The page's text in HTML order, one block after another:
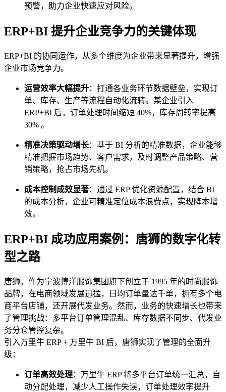
预警，助力企业快速应对风险。
ERP+BI 提升企业竞争力的关键体现
ERP+BI 的协同运作，从多个维度为企业带来显著提升，增强
企业市场竞争力。
运营效率大幅提升：打通各业务环节数据壁垒，实现订
单、库存、生产等流程自动化流转。某企业引入
ERP+BI 后，订单处理时间缩短 40%，库存周转率提高
30% 。
精准决策驱动增长：基于 BI 分析的精准数据，企业能够
精准把握市场趋势、客户需求，及时调整产品策略、营
销策略，抢占市场先机。
成本控制成效显著：通过 ERP 优化资源配置，结合 BI
的成本分析，企业可精准定位成本浪费点，实现降本增
效。
ERP+BI 成功应用案例：唐狮的数字化转
型之路
唐狮，作为宁波博洋服饰集团旗下创立于 1995 年的时尚服饰
品牌，在电商领域发展迅猛，日均订单量达千单，拥有多个电
商平台店铺，还开展代发业务。然而，业务的快速增长也带来
了管理挑战：多平台订单管理混乱、库存数据不同步、代发业
务分仓管控复杂。
引入万里牛 ERP + 万里牛 BI 后，唐狮实现了管理的全面升
级：
订单高效处理：万里牛 ERP 将多平台订单统一汇总，自
动分配处理，减少人工操作失误，订单处理效率提升